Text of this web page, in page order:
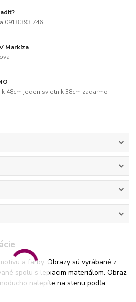
0918 393 746
Markíza
48cm jeden svietnik 38cm zadarmo
a farby. Obrazy sú vyrábané z
spolu s lepiacim materiálom. Obraz
nalepíte na stenu podľa